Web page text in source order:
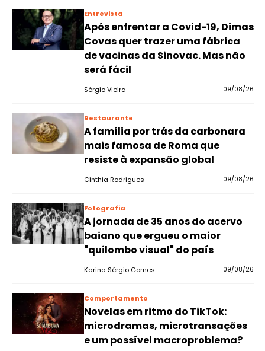
Entrevista
Após enfrentar a Covid-19, Dimas
Covas quer trazer uma fábrica
de vacinas da Sinovac. Mas não
será fácil
Sérgio Vieira 09/08/26
Restaurante
A família por trás da carbonara
mais famosa de Roma que
resiste à expansão global
Cinthia Rodrigues 09/08/26
Fotografia
A jornada de 35 anos do acervo
baiano que ergueu o maior
"quilombo visual" do país
Karina Sérgio Gomes 09/08/26
Comportamento
Novelas em ritmo do TikTok:
microdramas, microtransações
e um possível macroproblema?